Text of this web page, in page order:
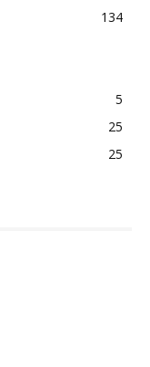
134
5
25
25